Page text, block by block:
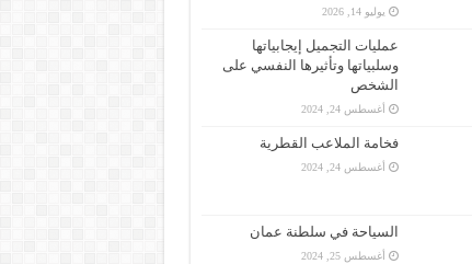
يوليو 14, 2026
عمليات التجميل إيجابياتها
وسلبياتها وتأثيرها النفسي على
الشخص
أغسطس 24, 2024
فخامة الملاعب القطرية
أغسطس 24, 2024
السياحة في سلطنة عمان
أغسطس 25, 2024